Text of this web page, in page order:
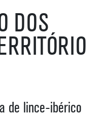
DOS
de lince-ibérico